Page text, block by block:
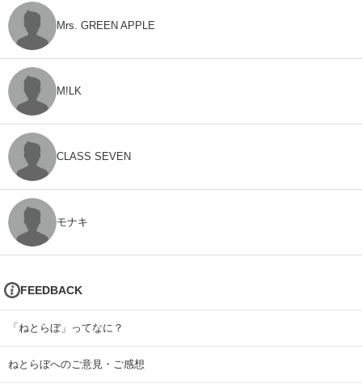
Mrs. GREEN APPLE
M!LK
CLASS SEVEN
モナキ
FEEDBACK
「ねとらぼ」ってなに？
ねとらぼへのご意見・ご感想